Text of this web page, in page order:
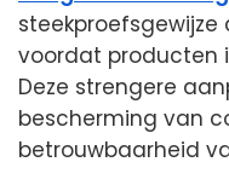
voordat producten
Deze strengere
bescherming van
betrouwbaarheid